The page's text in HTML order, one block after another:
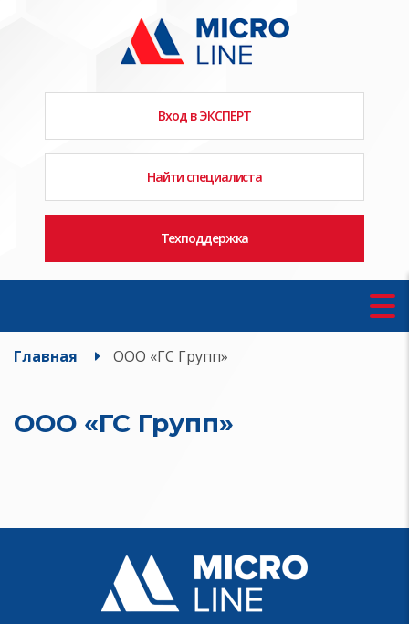
Вход в ЭКСПЕРТ
Найти специалиста
Техподдержка
Главная ООО «ГС Групп»
ООО «ГС Групп»